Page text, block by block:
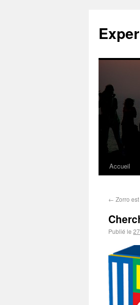
Accueil
← Zorro
Publié le